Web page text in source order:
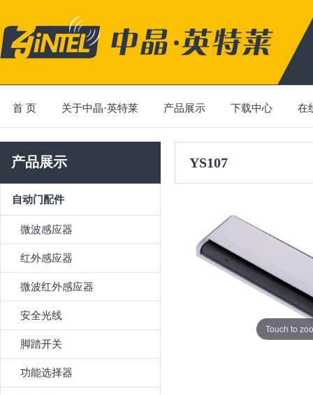
首 页 关于中晶·英特莱 产品展示 下载中心 在
产品展示
自动门配件
微波感应器
红外感应器
微波红外感应器
安全光线
脚踏开关
功能选择器
YS107
Touch to